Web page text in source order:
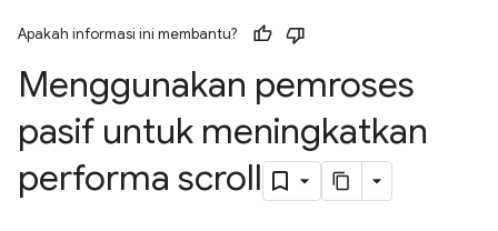
Apakah informasi ini membantu?
Menggunakan pemroses
pasif untuk meningkatkan
performa scroll